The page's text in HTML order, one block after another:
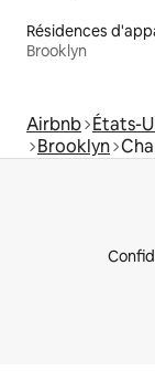
Brooklyn
Airbnb États-
Brooklyn